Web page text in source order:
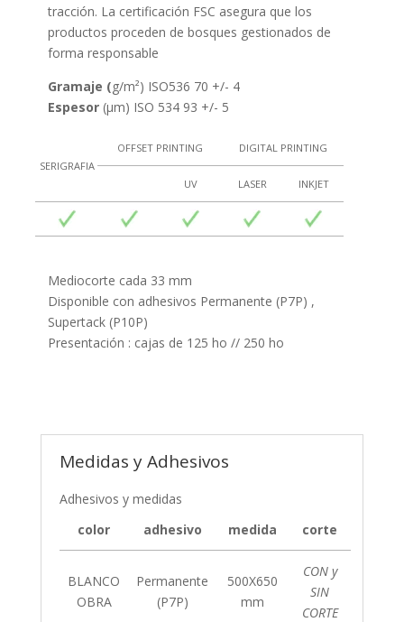
tracción. La certificación FSC asegura que los
productos proceden de bosques gestionados de
forma responsable
Gramaje (g/m²) ISO536 70 +/- 4
Espesor(µm) ISO 534 93 +/- 5
SERIGRAFIA
OFFSET PRINTING DIGITAL PRINTING
UV LASER INKJET
Mediocorte cada 33 mm
Disponible con adhesivos Permanente (P7P) ,
Supertack (P10P)
Presentación : cajas de 125 ho // 250 ho
Medidas y Adhesivos
Adhesivos y medidas
color
adhesivo medida corte
BLANCO
OBRA
Permanente
(P7P)
500X650
mm
CON y
SIN
CORTE